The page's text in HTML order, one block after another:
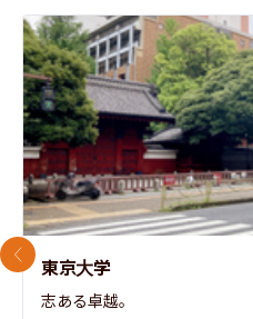
東京大学
志ある卓越。
前のスライド